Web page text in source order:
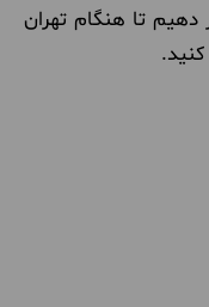
دهیم تا هنگام تهران